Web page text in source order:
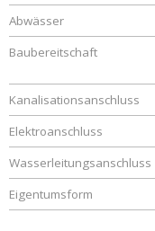
Abwässer
Baubereitschaft
Kanalisationsanschluss
Elektroanschluss
Wasserleitungsanschluss
Eigentumsform